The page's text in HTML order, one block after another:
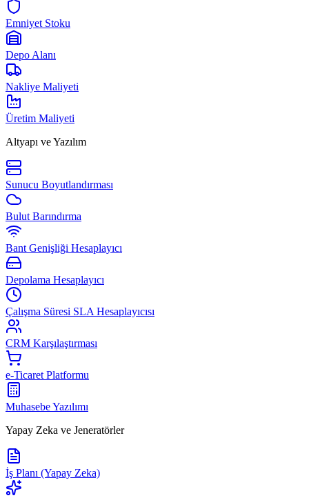
Emniyet Stoku
Depo Alanı
Nakliye Maliyeti
Üretim Maliyeti
Altyapı ve Yazılım
Sunucu Boyutlandırması
Bulut Barındırma
Bant Genişliği Hesaplayıcı
Depolama Hesaplayıcı
Çalışma Süresi SLA Hesaplayıcısı
CRM Karşılaştırması
e-Ticaret Platformu
Muhasebe Yazılımı
Yapay Zeka ve Jeneratörler
İş Planı (Yapay Zeka)